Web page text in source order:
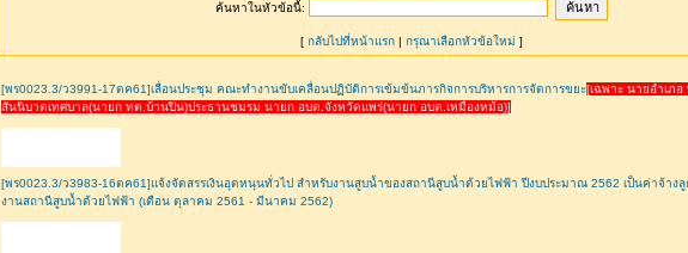
ค้นหาในหัวข้อนี้:
[ กลับไปที่หน้าแรก| กรุณาเลือกหัวข้อใหม่]
[พร0023.3/ว3991-17ตค61]เลื่อนประชุม คณะทำงานขับเคลื่อนปฏิบัติการเข้มข้นภารกิจการบริหารการจัดการขยะ[เฉพาะ นายอำเภ
สันนิบาตเทศบาล(นายก ทต.บ้านปิน)ประธานชมรม นายก อบต.จังหวัดแพร่(นายก อบต.เหมืองหม้อ)]
[พร0023.3/ว3983-16ตค61]แจ้งจัดสรรเงินอุดหนุนทั่วไป สำหรับงานสูบน้ำของสถานีสูบน้ำด้วยไฟฟ้า ปีงบประมาณ 2562 เป็นค่าจ้าง
งานสถานีสูบน้ำด้วยไฟฟ้า (เดือน ตุลาคม 2561 - มีนาคม 2562)